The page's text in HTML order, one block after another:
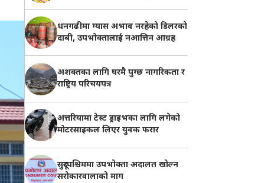
धनगढीमा ग्यास अभाव नरहेको डिलरको
दाबी, उपभोक्तालाई नआत्तिन आग्रह
अशक्तका लागि घरमै पुग्छ नागरिकता र
राष्ट्रिय परिचयपत्र
अत्तरियामा टेस्ट ड्राइभका लागि लगेको
मोटरसाइकल लिएर युवक फरार
सुदूरपश्चिममा उपभोक्ता अदालत खोल्न
सरोकारवालाको माग